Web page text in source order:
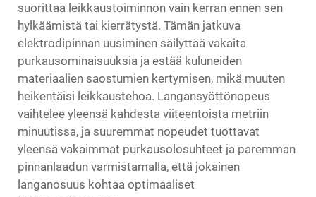
suorittaa leikkaustoiminnon vain kerran ennen sen
hylkäämistä tai kierrätystä. Tämän jatkuva
elektrodipinnan uusiminen säilyttää vakaita
purkausominaisuuksia ja estää kuluneiden
materiaalien saostumien kertymisen, mikä muuten
heikentäisi leikkaustehoa. Langansyöttönopeus
vaihtelee yleensä kahdesta viiteentoista metriin
minuutissa, ja suuremmat nopeudet tuottavat
yleensä vakaimmat purkausolosuhteet ja paremman
pinnanlaadun varmistamalla, että jokainen
langanosuus kohtaa optimaaliset